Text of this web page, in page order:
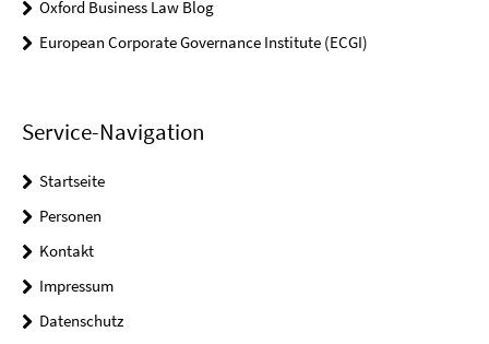
Oxford Business Law Blog
European Corporate Governance Institute (ECGI)
Service-Navigation
Startseite
Personen
Kontakt
Impressum
Datenschutz